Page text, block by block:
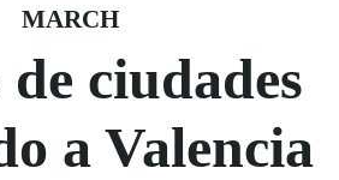
Fecha del evento
MARCH
05 March
de ciudades
a Valencia